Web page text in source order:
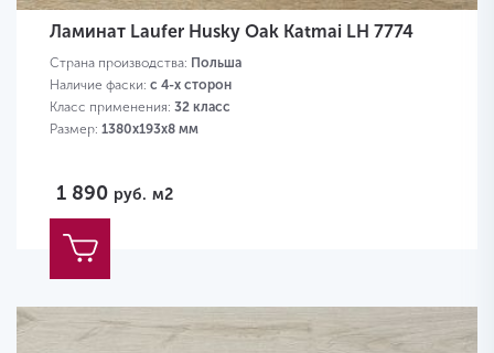
Ламинат Laufer Husky Oak Katmai LH 7774
Страна производства: Польша
Наличие фаски: с 4-х сторон
Класс применения: 32 класс
Размер: 1380х193х8 мм
1 890 руб. м2